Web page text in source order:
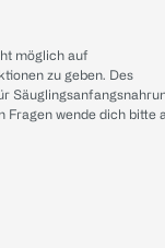
möglich auf
zu geben. Des
Fragen wende dich bitte